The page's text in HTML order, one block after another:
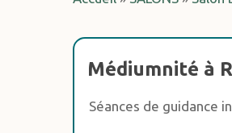
Médiumnité à
Séances de guidance